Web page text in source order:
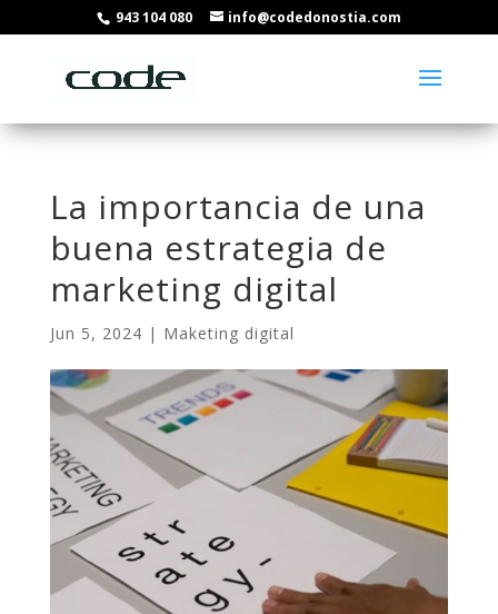
943 104 080 info@codedonostia.com
La importancia de una
buena estrategia de
marketing digital
Jun 5, 2024 | Maketing digital